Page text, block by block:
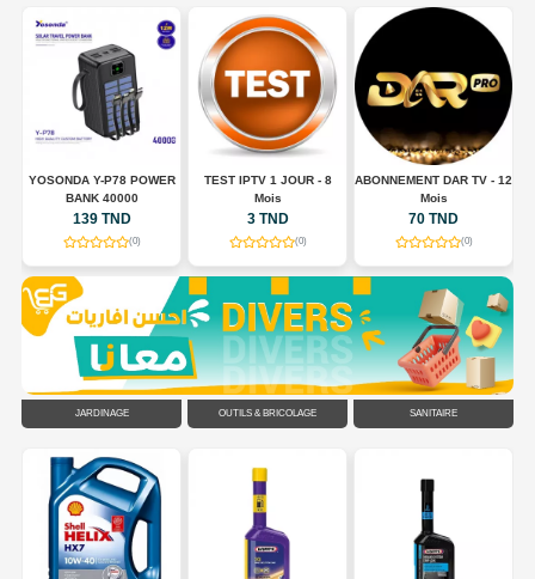
YOSONDA Y-P78 POWER
BANK 40000
139 TND
(0)
TEST IPTV 1 JOUR - 8
Mois
3 TND
(0)
ABONNEMENT DAR TV - 12
Mois
70 TND
(0)
JARDINAGE OUTILS & BRICOLAGE SANITAIRE